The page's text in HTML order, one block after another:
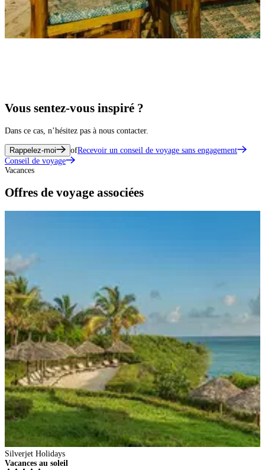
Vous sentez-vous inspiré ?
Dans ce cas, n’hésitez pas à nous contacter.
Rappelez-moi ofRecevoir un conseil de voyage sans engagement
Conseil de voyage
Vacances
Offres de voyage associées
Silverjet Holidays
Vacances au soleil